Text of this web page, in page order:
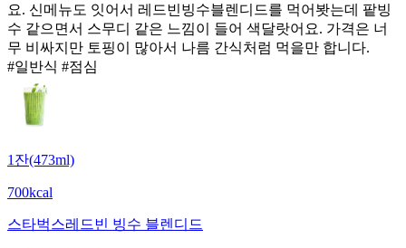
요. 신메뉴도 잇어서 레드빈빙수블렌디드를 먹어봣는데 팥빙
수 같으면서 스무디 같은 느낌이 들어 색달랏어요. 가격은 너
무 비싸지만 토핑이 많아서 나름 간식처럼 먹을만 합니다.
#일반식 #점심
1잔(473ml)
700kcal
스타벅스레드빈 빙수 블렌디드